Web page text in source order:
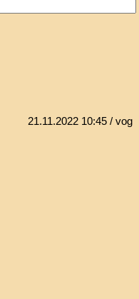
21.11.2022 10:45 / vog